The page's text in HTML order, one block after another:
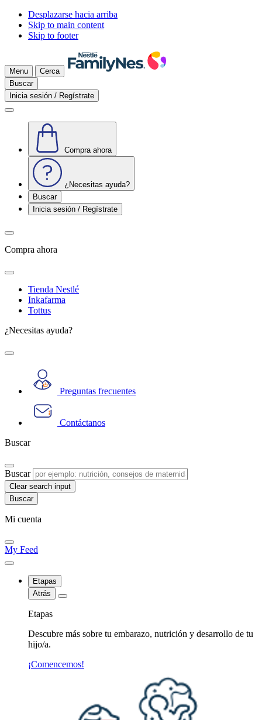
Desplazarse hacia arriba
Skip to main content
Skip to footer
Menu
Cerca
Buscar
Inicia sesión / Regístrate
Compra ahora
¿Necesitas ayuda?
Buscar
Inicia sesión / Regístrate
Compra ahora
Tienda Nestlé
Inkafarma
Tottus
¿Necesitas ayuda?
Preguntas frecuentes
Contáctanos
Buscar
Buscar
Clear search input
Mi cuenta
My Feed
Etapas
Atrás
Etapas
Descubre más sobre tu embarazo, nutrición y desarrollo de tu
hijo/a.
¡Comencemos!